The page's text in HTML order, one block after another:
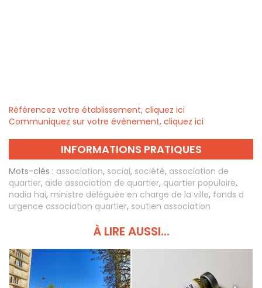
Référencez votre établissement, cliquez ici
Communiquez sur votre évènement, cliquez ici
INFORMATIONS PRATIQUES
Mots-clés : association, social, société, association de
quartier, aide association de quartier, quartier populaire,
nadia hai, ministre déléguée en charge de la ville, fonds d
urgence association quartier, soutien association
À LIRE AUSSI...